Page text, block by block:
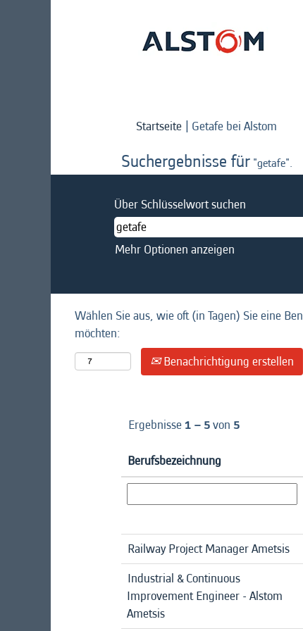
Startseite | Getafe bei Alstom
Suchergebnisse für "getafe".
Über Schlüsselwort suchen
Mehr Optionen anzeigen
Wählen Sie aus, wie oft (in Tagen) Sie eine
möchten:
Benachrichtigung erstellen
Ergebnisse1 – 5von 5
Berufsbezeichnung
Railway Project Manager Ametsis
Industrial & Continuous
Improvement Engineer - Alstom
Ametsis